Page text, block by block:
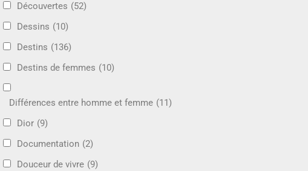
Découvertes (52)
Dessins (10)
Destins (136)
Destins de femmes (10)
Différences entre homme et femme (11)
Dior (9)
Documentation (2)
Douceur de vivre (9)